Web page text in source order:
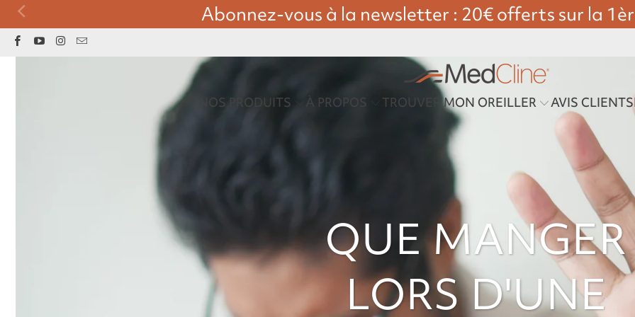
Payez en plusieurs fois avec Klarna ou
NOS PRODUITS À PROPOS TROUVER MON OREILLER AVIS CLIENTS
QUE MANGER
LORS D'UNE